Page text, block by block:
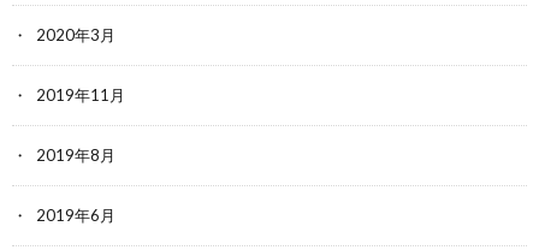
2020年3月
2019年11月
2019年8月
2019年6月